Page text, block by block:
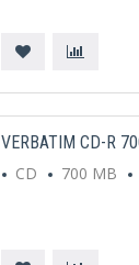
VERBATIM CD-R
CD
700 MB